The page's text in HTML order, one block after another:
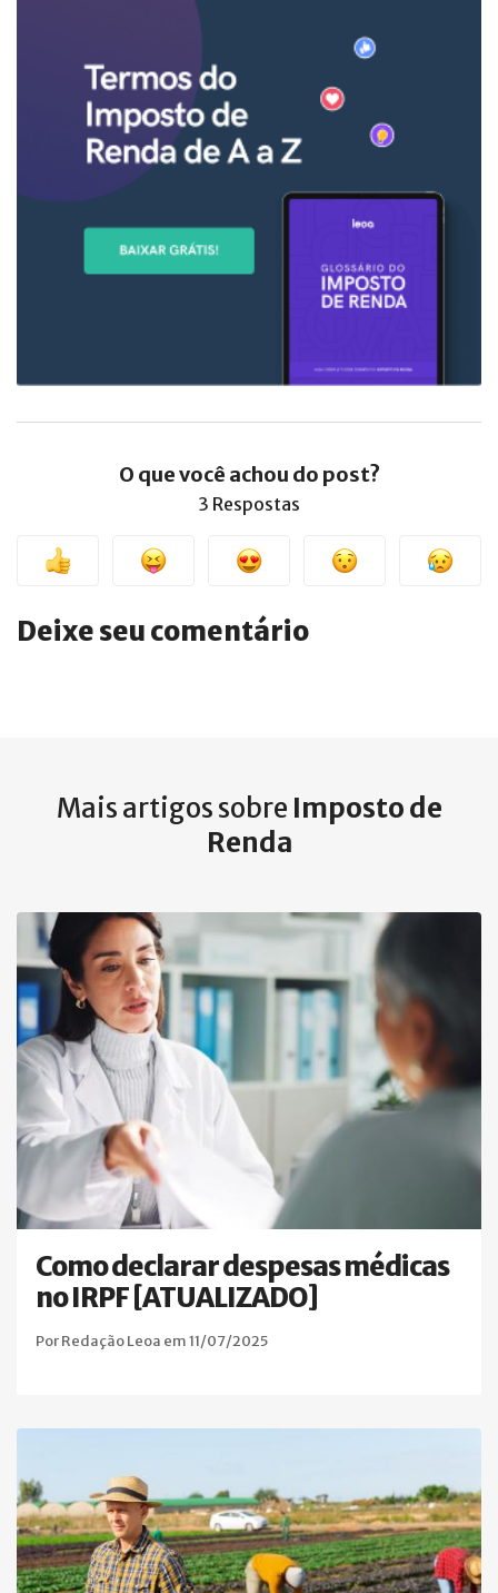
O que você achou do post?
3 Respostas
Deixe seu comentário
Mais artigos sobre Imposto de
Renda
Como declarar despesas médicas
no IRPF [ATUALIZADO]
Por Redação Leoa em 11/07/2025